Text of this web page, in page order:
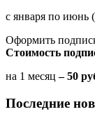
с января по июнь
Оформить
Стоимость
на 1 месяц – 50
Последние